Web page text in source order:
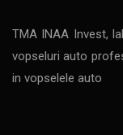
TMA INAA Invest,
vopseluri auto
in vopselele auto